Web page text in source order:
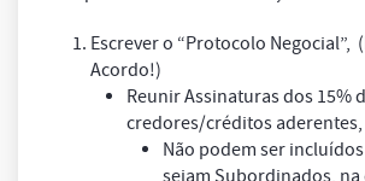
Escrever o “Protocolo Negocial”, (
Acordo!)
Reunir Assinaturas dos 15%
credores/créditos aderentes,
Não podem ser
sejam Subordinados,